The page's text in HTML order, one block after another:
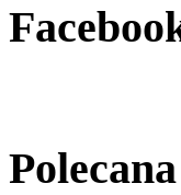
Polecana